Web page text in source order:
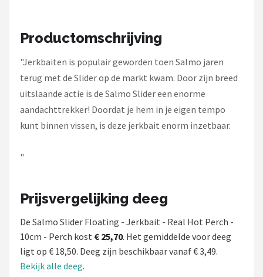
Rozemeijer
Gamakatsu
Productomschrijving
"Jerkbaiten is populair geworden toen Salmo jaren
terug met de Slider op de markt kwam. Door zijn breed
uitslaande actie is de Salmo Slider een enorme
aandachttrekker! Doordat je hem in je eigen tempo
kunt binnen vissen, is deze jerkbait enorm inzetbaar.
"
Prijsvergelijking deeg
De Salmo Slider Floating - Jerkbait - Real Hot Perch -
10cm - Perch kost € 25,70. Het gemiddelde voor deeg
ligt op € 18,50. Deeg zijn beschikbaar vanaf € 3,49.
Bekijk alle deeg.